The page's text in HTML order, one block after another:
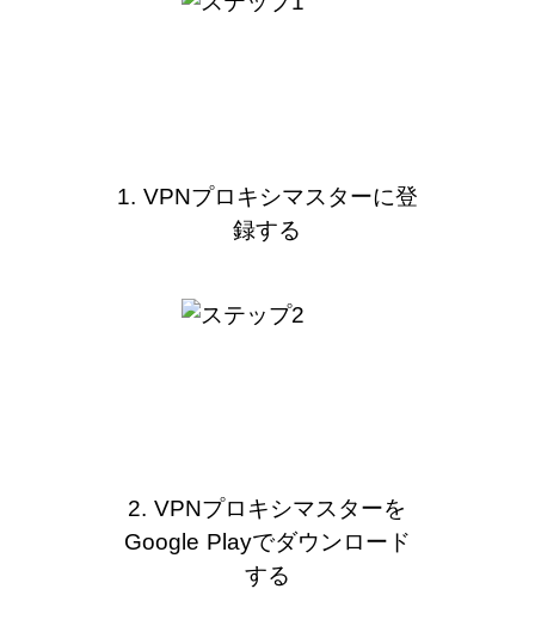
1. VPNプロキシマスターに登
録する
2. VPNプロキシマスターを
Google Playでダウンロード
する